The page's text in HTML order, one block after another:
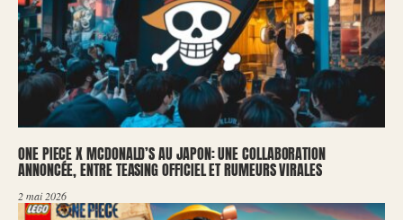
ONE PIECE X MCDONALD’S AU JAPON: UNE COLLABORATION
ANNONCÉE, ENTRE TEASING OFFICIEL ET RUMEURS VIRALES
2 mai 2026